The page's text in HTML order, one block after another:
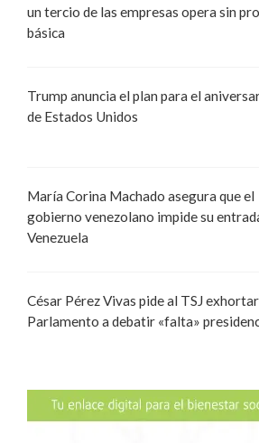
un tercio de las empresas opera sin
básica
Trump anuncia el plan para el
de Estados Unidos
María Corina Machado asegura que el
gobierno venezolano impide su
Venezuela
César Pérez Vivas pide al TSJ
Parlamento a debatir «falta»